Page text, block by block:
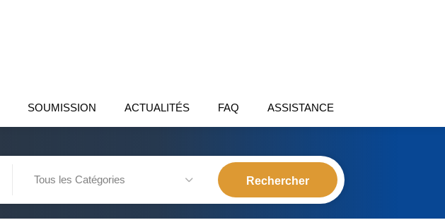
SOUMISSION ACTUALITÉS FAQ ASSISTANCE
Tous les Catégories